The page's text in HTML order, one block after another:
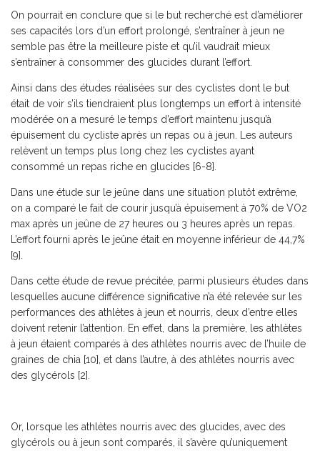
On pourrait en conclure que si le but recherché est d’améliorer
ses capacités lors d’un effort prolongé, s’entraîner à jeun ne
semble pas être la meilleure piste et qu’il vaudrait mieux
s’entraîner à consommer des glucides durant l’effort.
Ainsi dans des études réalisées sur des cyclistes dont le but
était de voir s’ils tiendraient plus longtemps un effort à intensité
modérée on a mesuré le temps d’effort maintenu jusqu’à
épuisement du cycliste après un repas ou à jeun. Les auteurs
relèvent un temps plus long chez les cyclistes ayant
consommé un repas riche en glucides [6-8].
Dans une étude sur le jeûne dans une situation plutôt extrême,
on a comparé le fait de courir jusqu’à épuisement à 70% de VO2
max après un jeûne de 27 heures ou 3 heures après un repas.
L’effort fourni après le jeûne était en moyenne inférieur de 44,7%
[9].
Dans cette étude de revue précitée, parmi plusieurs études dans
lesquelles aucune différence significative n’a été relevée sur les
performances des athlètes à jeun et nourris, deux d’entre elles
doivent retenir l’attention. En effet, dans la première, les athlètes
à jeun étaient comparés à des athlètes nourris avec de l’huile de
graines de chia [10], et dans l’autre, à des athlètes nourris avec
des glycérols [2].
Or, lorsque les athlètes nourris avec des glucides, avec des
glycérols ou à jeun sont comparés, il s’avère qu’uniquement